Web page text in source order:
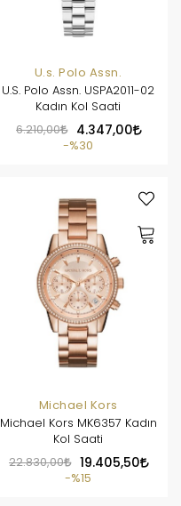
U.s. Polo Assn.
U.S. Polo Assn. USPA2011-02
Kadın Kol Saati
6.210,00
4.347,00
%30
Michael Kors
Michael Kors MK6357 Kadın
Kol Saati
22.830,00
19.405,50
%15